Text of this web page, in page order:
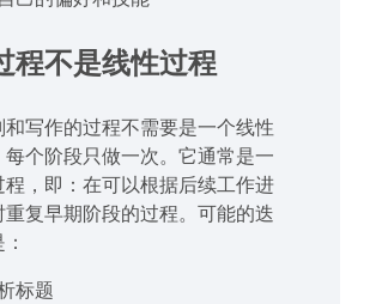
程不是线性过程
和写作的过程不需要是一个线性
每个阶段只做一次。它通常是一
程，即：在可以根据后续工作进
重复早期阶段的过程。可能的迭
标题